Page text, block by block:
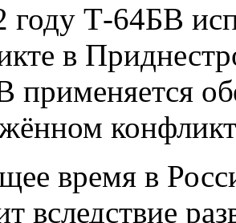
году Т-64БВ
в
применяется
время в
вследствие